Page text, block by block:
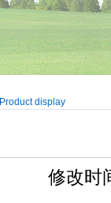
Product display
修改时